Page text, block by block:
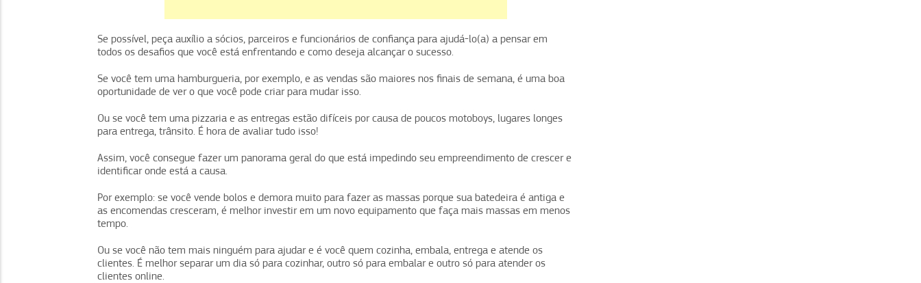
Se possível, peça auxílio a sócios, parceiros e funcionários de confiança para ajudá-lo(a) a pensar em
todos os desafios que você está enfrentando e como deseja alcançar o sucesso.
Se você tem uma hamburgueria, por exemplo, e as vendas são maiores nos finais de semana, é uma boa
oportunidade de ver o que você pode criar para mudar isso.
Ou se você tem uma pizzaria e as entregas estão difíceis por causa de poucos motoboys, lugares longes
para entrega, trânsito. É hora de avaliar tudo isso!
Assim, você consegue fazer um panorama geral do que está impedindo seu empreendimento de crescer e
identificar onde está a causa.
Por exemplo: se você vende bolos e demora muito para fazer as massas porque sua batedeira é antiga e
as encomendas cresceram, é melhor investir em um novo equipamento que faça mais massas em menos
tempo.
Ou se você não tem mais ninguém para ajudar e é você quem cozinha, embala, entrega e atende os
clientes. É melhor separar um dia só para cozinhar, outro só para embalar e outro só para atender os
clientes online.